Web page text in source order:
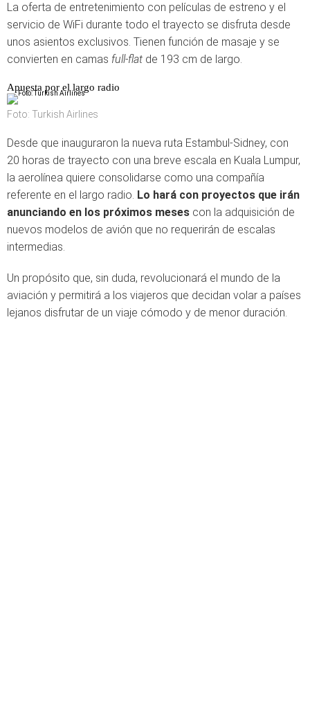
La oferta de entretenimiento con películas de estreno y el
servicio de WiFi durante todo el trayecto se disfruta desde
unos asientos exclusivos. Tienen función de masaje y se
convierten en camas full-flat de 193 cm de largo.
Apuesta por el largo radio
Foto: Turkish Airlines
Desde que inauguraron la nueva ruta Estambul-Sidney, con
20 horas de trayecto con una breve escala en Kuala Lumpur,
la aerolínea quiere consolidarse como una compañía
referente en el largo radio. Lo hará con proyectos que irán
anunciando en los próximos meses con la adquisición de
nuevos modelos de avión que no requerirán de escalas
intermedias.
Un propósito que, sin duda, revolucionará el mundo de la
aviación y permitirá a los viajeros que decidan volar a países
lejanos disfrutar de un viaje cómodo y de menor duración.